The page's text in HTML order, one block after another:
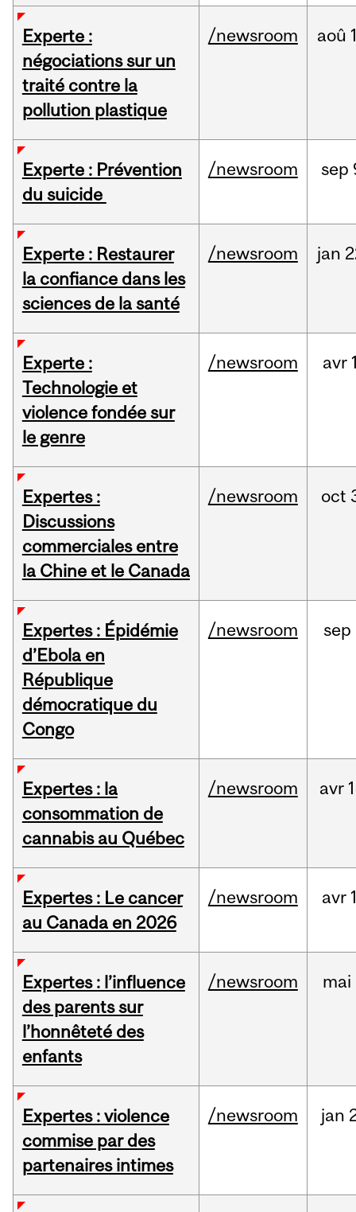
Experte :
négociations sur un
traité contre la
pollution plastique
/newsroom aoû
Experte : Prévention
du suicide
/newsroom sep
Experte : Restaurer
la confiance dans les
sciences de la santé
/newsroom jan
Experte :
Technologie et
violence fondée sur
le genre
/newsroom avr
Expertes :
Discussions
commerciales entre
la Chine et le Canada
/newsroom oct
Expertes : Épidémie
d’Ebola en
République
démocratique du
Congo
/newsroom sep
Expertes : la
consommation de
cannabis au Québec
/newsroom avr
Expertes : Le cancer
au Canada en 2026
/newsroom avr
Expertes : l’influence
des parents sur
l’honnêteté des
enfants
/newsroom mai
Expertes : violence
commise par des
partenaires intimes
/newsroom jan